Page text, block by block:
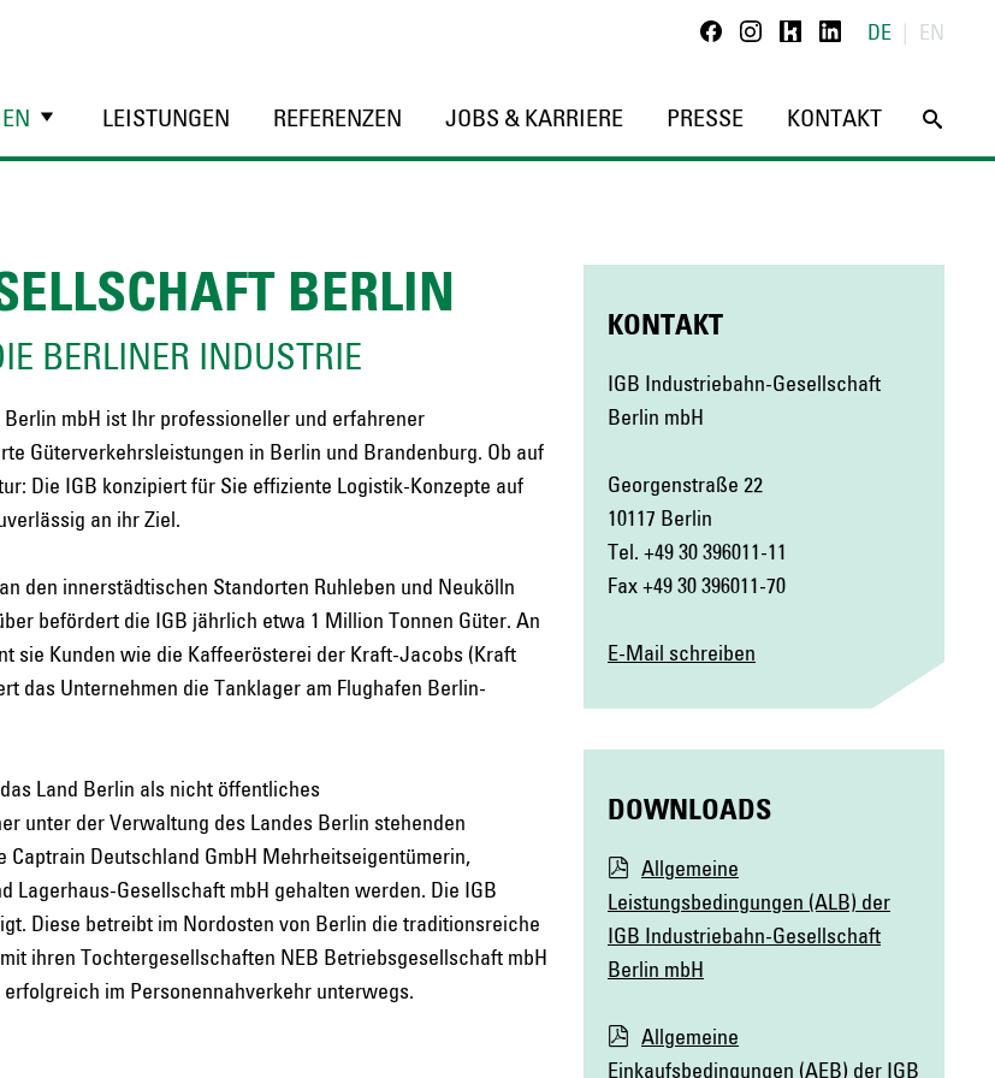
KununuLinkedin
DE EN
LEISTUNGEN REFERENZEN JOBS & KARRIERE PRESSE KONTAKT
BERLIN
BERLINER INDUSTRIE
mbH ist Ihr professioneller und erfahrener
Güterverkehrsleistungen in Berlin und Brandenburg. Ob auf
Die IGB konzipiert für Sie effiziente Logistik-Konzepte auf
an ihr Ziel.
den innerstädtischen Standorten Ruhleben und Neukölln
befördert die IGB jährlich etwa 1 Million Tonnen Güter. An
sie Kunden wie die Kaffeerösterei der Kraft-Jacobs (Kraft
das Unternehmen die Tanklager am Flughafen Berlin-
Land Berlin als nicht öffentliches
unter der Verwaltung des Landes Berlin stehenden
Deutschland GmbH Mehrheitseigentümerin,
Lagerhaus-Gesellschaft mbH gehalten werden. Die IGB
Diese betreibt im Nordosten von Berlin die traditionsreiche
ihren Tochtergesellschaften NEB Betriebsgesellschaft mbH
erfolgreich im Personennahverkehr unterwegs.
KONTAKT
IGB Industriebahn-Gesellschaft
Berlin mbH
Georgenstraße 22
10117 Berlin
Tel. +49 30 396011-11
Fax +49 30 396011-70
E-Mail schreiben
DOWNLOADS
Allgemeine
Leistungsbedingungen (ALB) der
IGB Industriebahn-Gesellschaft
Berlin mbH
Allgemeine
Einkaufsbedingungen (AEB) der IGB